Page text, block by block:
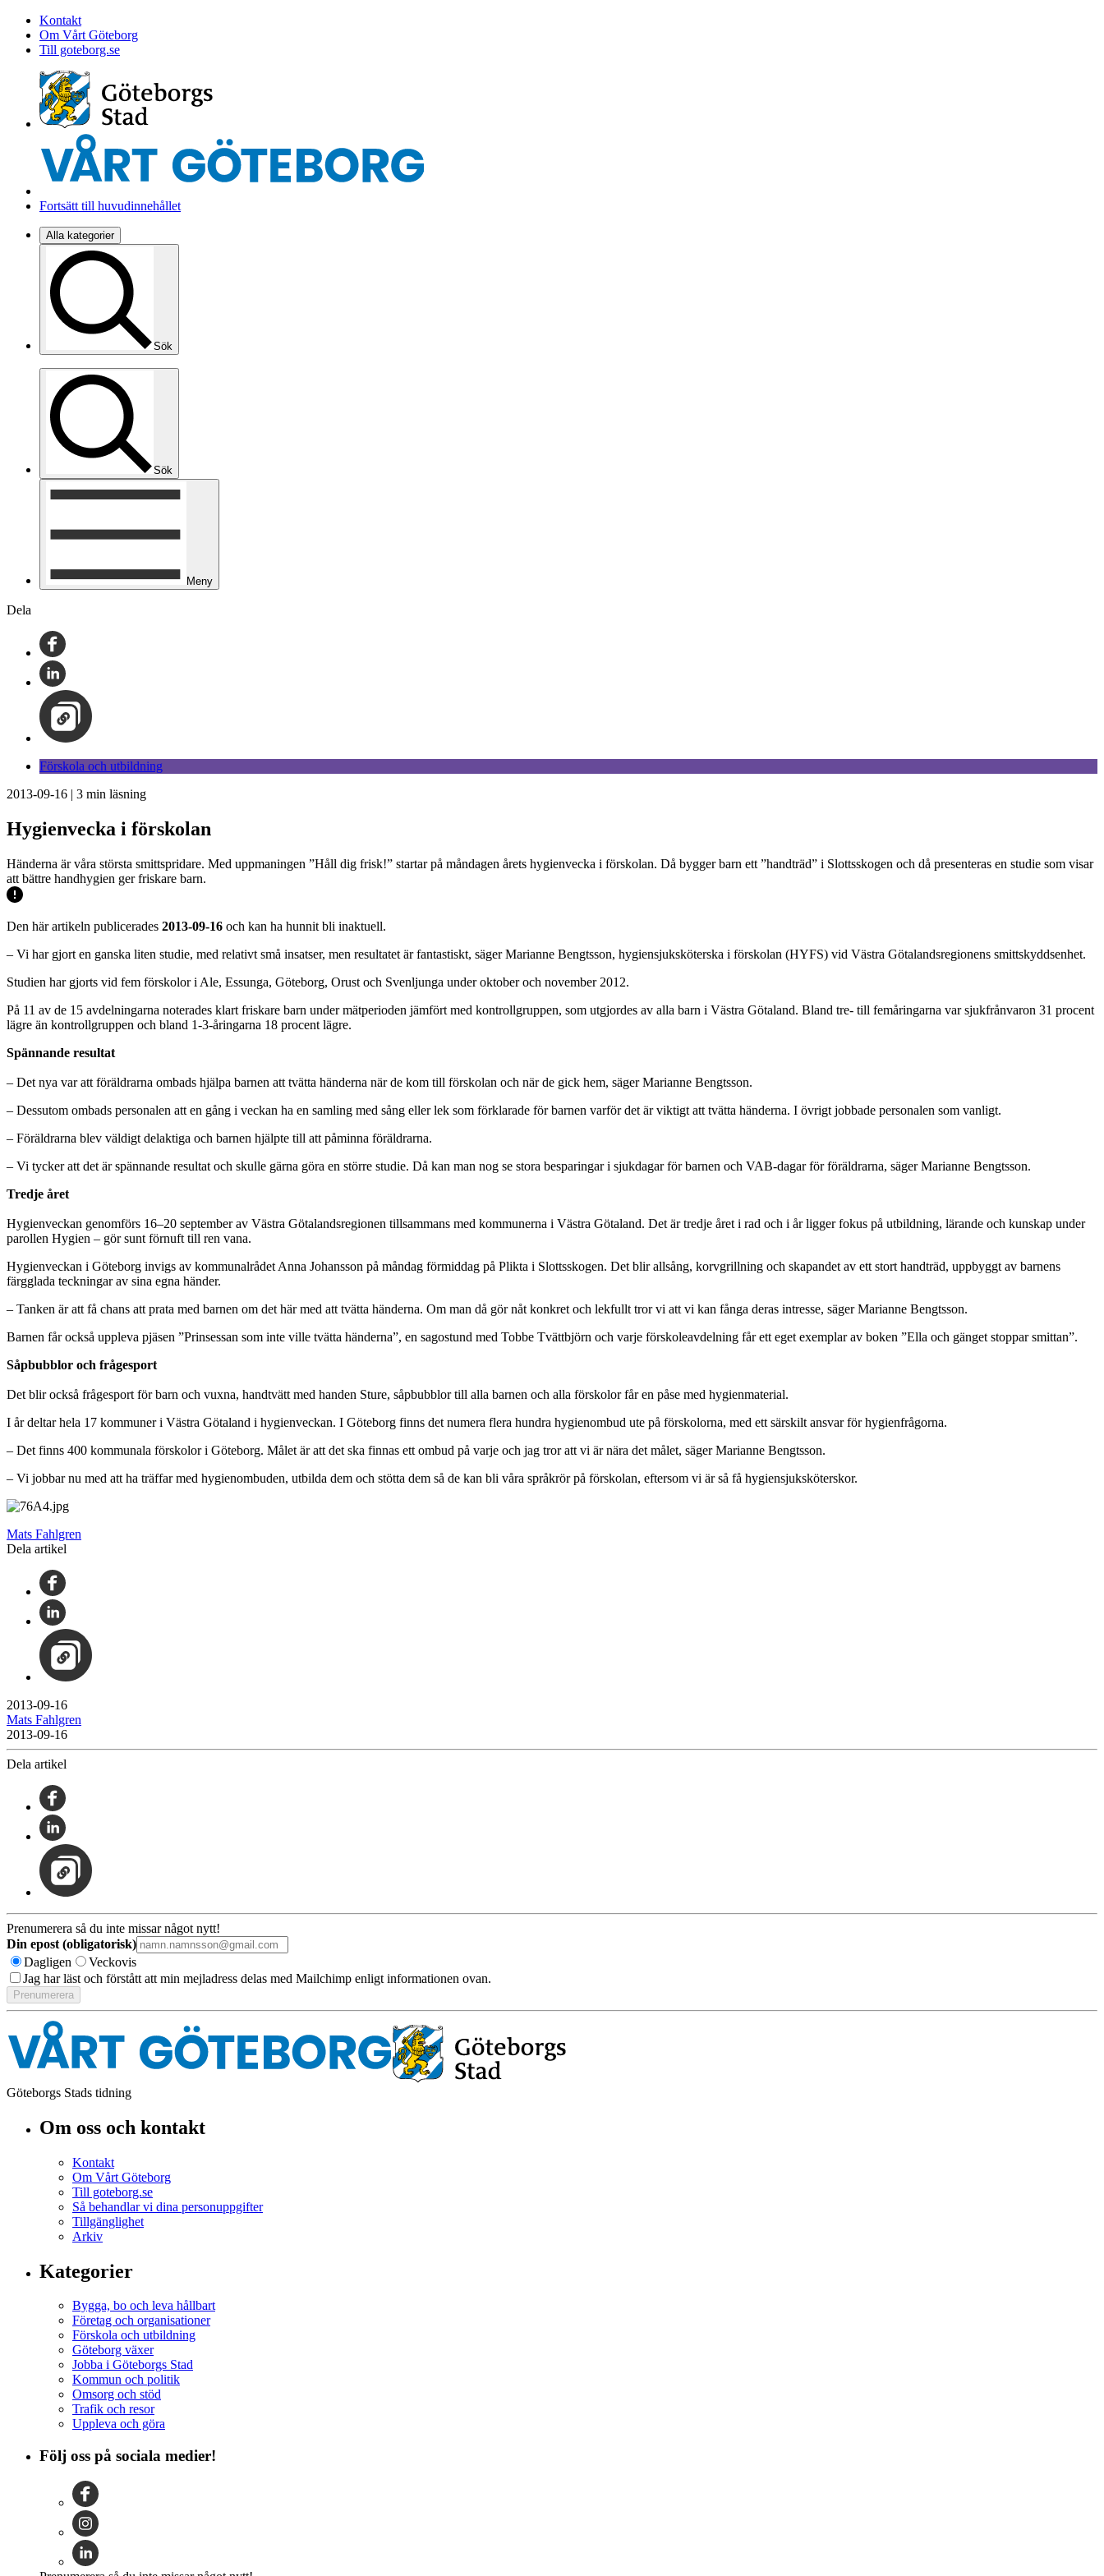
Kontakt
Om Vårt Göteborg
Till goteborg.se
Fortsätt till huvudinnehållet
Alla kategorier
Sök
Sök
Meny
Dela
Förskola och utbildning
2013-09-16 | 3 min läsning
Hygienvecka i förskolan
Händerna är våra största smittspridare. Med uppmaningen ”Håll dig frisk!” startar på måndagen årets hygienvecka i förskolan. Då bygger barn ett ”handträd” i Slottsskogen och då presenteras en studie som visar
att bättre handhygien ger friskare barn.
Den här artikeln publicerades 2013-09-16 och kan ha hunnit bli inaktuell.
– Vi har gjort en ganska liten studie, med relativt små insatser, men resultatet är fantastiskt, säger Marianne Bengtsson, hygiensjuksköterska i förskolan (HYFS) vid Västra Götalandsregionens smittskyddsenhet.
Studien har gjorts vid fem förskolor i Ale, Essunga, Göteborg, Orust och Svenljunga under oktober och november 2012.
På 11 av de 15 avdelningarna noterades klart friskare barn under mätperioden jämfört med kontrollgruppen, som utgjordes av alla barn i Västra Götaland. Bland tre- till femåringarna var sjukfrånvaron 31 procent
lägre än kontrollgruppen och bland 1-3-åringarna 18 procent lägre.
Spännande resultat
– Det nya var att föräldrarna ombads hjälpa barnen att tvätta händerna när de kom till förskolan och när de gick hem, säger Marianne Bengtsson.
– Dessutom ombads personalen att en gång i veckan ha en samling med sång eller lek som förklarade för barnen varför det är viktigt att tvätta händerna. I övrigt jobbade personalen som vanligt.
– Föräldrarna blev väldigt delaktiga och barnen hjälpte till att påminna föräldrarna.
– Vi tycker att det är spännande resultat och skulle gärna göra en större studie. Då kan man nog se stora besparingar i sjukdagar för barnen och VAB-dagar för föräldrarna, säger Marianne Bengtsson.
Tredje året
Hygienveckan genomförs 16–20 september av Västra Götalandsregionen tillsammans med kommunerna i Västra Götaland. Det är tredje året i rad och i år ligger fokus på utbildning, lärande och kunskap under
parollen Hygien – gör sunt förnuft till ren vana.
Hygienveckan i Göteborg invigs av kommunalrådet Anna Johansson på måndag förmiddag på Plikta i Slottsskogen. Det blir allsång, korvgrillning och skapandet av ett stort handträd, uppbyggt av barnens
färgglada teckningar av sina egna händer.
– Tanken är att få chans att prata med barnen om det här med att tvätta händerna. Om man då gör nåt konkret och lekfullt tror vi att vi kan fånga deras intresse, säger Marianne Bengtsson.
Barnen får också uppleva pjäsen ”Prinsessan som inte ville tvätta händerna”, en sagostund med Tobbe Tvättbjörn och varje förskoleavdelning får ett eget exemplar av boken ”Ella och gänget stoppar smittan”.
Såpbubblor och frågesport
Det blir också frågesport för barn och vuxna, handtvätt med handen Sture, såpbubblor till alla barnen och alla förskolor får en påse med hygienmaterial.
I år deltar hela 17 kommuner i Västra Götaland i hygienveckan. I Göteborg finns det numera flera hundra hygienombud ute på förskolorna, med ett särskilt ansvar för hygienfrågorna.
– Det finns 400 kommunala förskolor i Göteborg. Målet är att det ska finnas ett ombud på varje och jag tror att vi är nära det målet, säger Marianne Bengtsson.
– Vi jobbar nu med att ha träffar med hygienombuden, utbilda dem och stötta dem så de kan bli våra språkrör på förskolan, eftersom vi är så få hygiensjuksköterskor.
Mats Fahlgren
Dela artikel
2013-09-16
Mats Fahlgren
2013-09-16
Dela artikel
Prenumerera så du inte missar något nytt!
Din epost (obligatorisk)
Dagligen
Veckovis
Jag har läst och förstått att min mejladress delas med Mailchimp enligt informationen ovan.
Göteborgs Stads tidning
Om oss och kontakt
Kontakt
Om Vårt Göteborg
Till goteborg.se
Så behandlar vi dina personuppgifter
Tillgänglighet
Arkiv
Kategorier
Bygga, bo och leva hållbart
Företag och organisationer
Förskola och utbildning
Göteborg växer
Jobba i Göteborgs Stad
Kommun och politik
Omsorg och stöd
Trafik och resor
Uppleva och göra
Följ oss på sociala medier!